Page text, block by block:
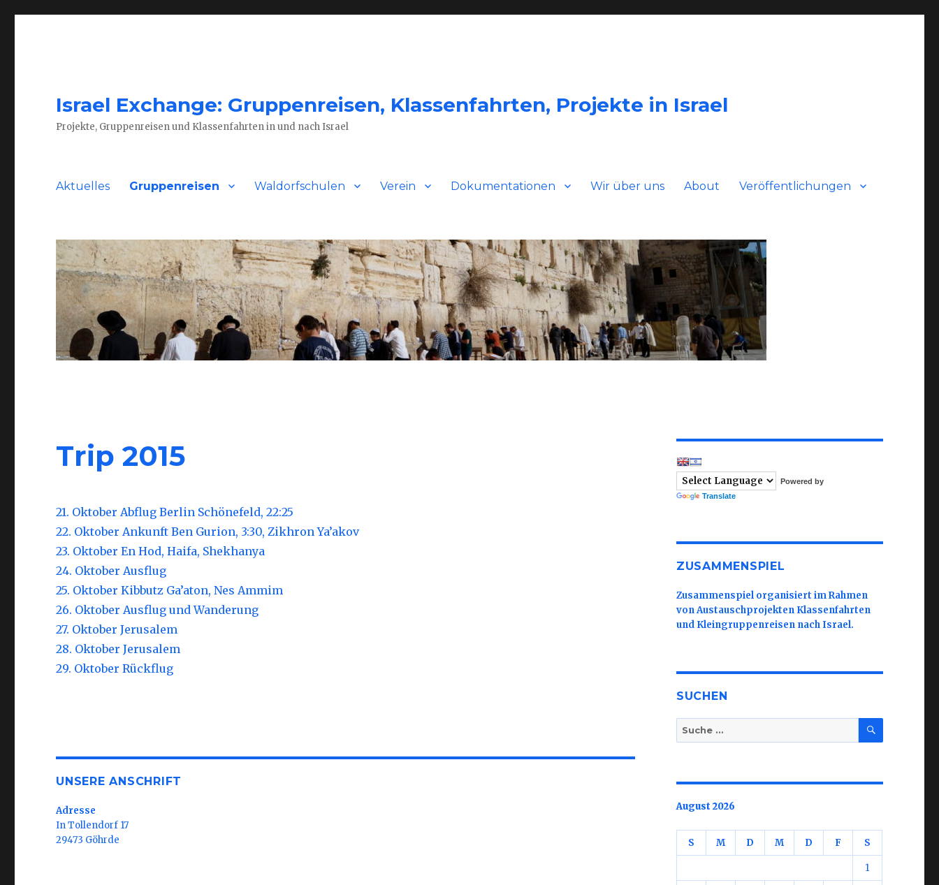
Israel Exchange: Gruppenreisen, Klassenfahrten, Projekte in Israel
Projekte, Gruppenreisen und Klassenfahrten in und nach Israel
Aktuelles Gruppenreisen Waldorfschulen Verein Dokumentationen Wir über uns About Veröffentlichungen
Trip 2015
21. Oktober Abflug Berlin Schönefeld, 22:25
22. Oktober Ankunft Ben Gurion, 3:30, Zikhron Ya’akov
23. Oktober En Hod, Haifa, Shekhanya
24. Oktober Ausflug
25. Oktober Kibbutz Ga’aton, Nes Ammim
26. Oktober Ausflug und Wanderung
27. Oktober Jerusalem
28. Oktober Jerusalem
29. Oktober Rückflug
UNSERE ANSCHRIFT
Adresse
In Tollendorf 17
29473 Göhrde
Powered by
Translate
ZUSAMMENSPIEL
Zusammenspiel organisiert im Rahmen
von Austauschprojekten Klassenfahrten
und Kleingruppenreisen nach Israel.
SUCHEN
Suche
nach:
SUCHE
August 2026
S M D M D F S
1